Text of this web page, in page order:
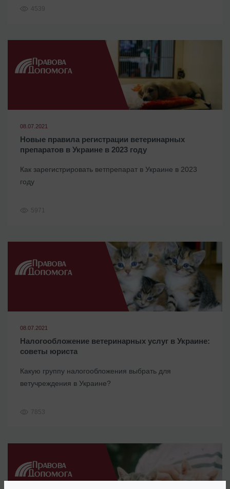
4539
08.07.2021
Новые правила регистрации ветеринарных
препаратов в Украине в 2023 году
Как зарегистрировать ветпрепарат в Украине в 2023
году
5971
08.07.2021
Налогообложение ветеринарных услуг в Украине:
советы юриста
Какую группу налогообложения выбрать для
ветучреждения в Украине?
7853